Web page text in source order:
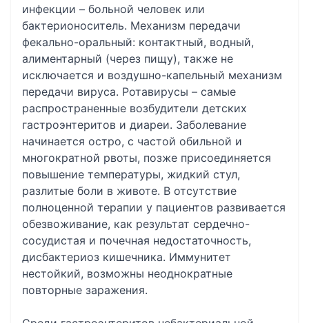
инфекции – больной человек или
бактерионоситель. Механизм передачи
фекально-оральный: контактный, водный,
алиментарный (через пищу), также не
исключается и воздушно-капельный механизм
передачи вируса. Ротавирусы – самые
распространенные возбудители детских
гастроэнтеритов и диареи. Заболевание
начинается остро, с частой обильной и
многократной рвоты, позже присоединяется
повышение температуры, жидкий стул,
разлитые боли в животе. В отсутствие
полноценной терапии у пациентов развивается
обезвоживание, как результат сердечно-
сосудистая и почечная недостаточность,
дисбактериоз кишечника. Иммунитет
нестойкий, возможны неоднократные
повторные заражения.